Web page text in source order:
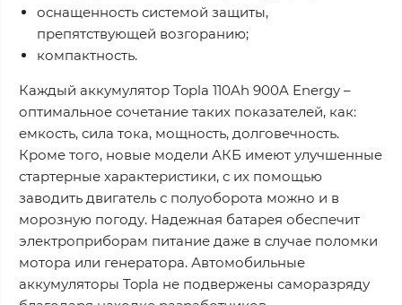
оснащенность системой защиты,
препятствующей возгоранию;
компактность.
Каждый аккумулятор Topla 110Ah 900A Energy –
оптимальное сочетание таких показателей, как:
емкость, сила тока, мощность, долговечность.
Кроме того, новые модели АКБ имеют улучшенные
стартерные характеристики, с их помощью
заводить двигатель с полуоборота можно и в
морозную погоду. Надежная батарея обеспечит
электроприборам питание даже в случае поломки
мотора или генератора. Автомобильные
аккумуляторы Topla не подвержены саморазряду